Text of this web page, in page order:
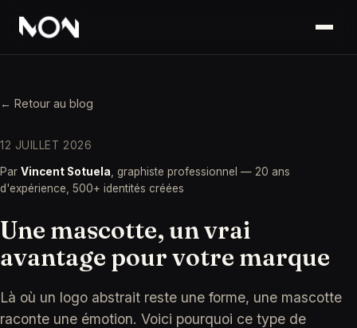
← Retour au blog
12 JUILLET 2026
Par Vincent Sotuela, graphiste professionnel — 20 ans
d'expérience, 500+ identités créées
Une mascotte, un vrai
avantage pour votre marque
Là où un logo abstrait reste une forme, une mascotte
raconte une émotion. Voici pourquoi ce type de